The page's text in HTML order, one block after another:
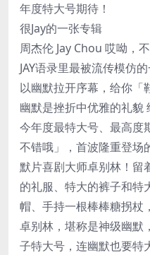
年度特大号期待！
很Jay的一张专辑
周杰伦 Jay Chou 哎呦，
JAY语录里最被流传模仿
以幽默拉开序幕，给你「
幽默是挫折中优雅的礼貌
今年度最特大号、最高度
不错哦」，首波隆重登场
默片喜剧大师卓别林！留
的礼服、特大的裤子和特
帽、手持一根棒棒糖拐杖
卓别林，堪称是神级幽默
子特大号，连幽默也要特